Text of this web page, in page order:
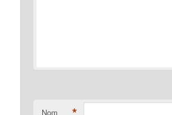
Nom